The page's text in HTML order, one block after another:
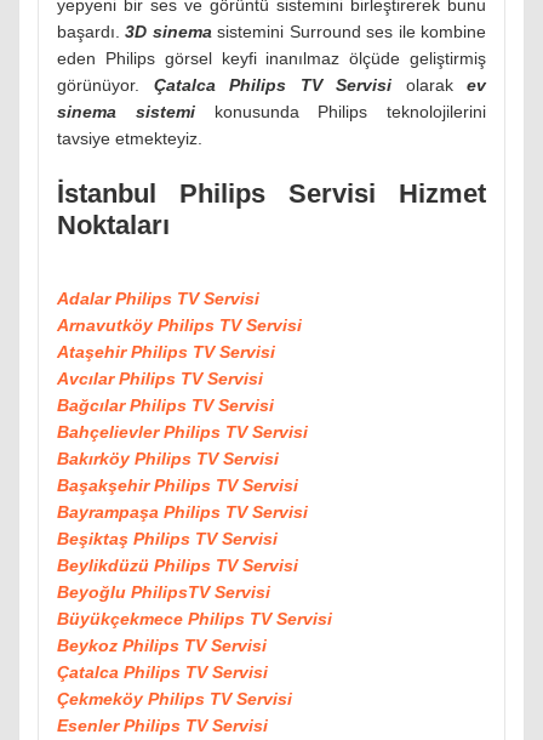
yepyeni bir ses ve görüntü sistemini birleştirerek bunu
başardı.3D sinemasistemini Surround ses ile kombine
eden Philips görsel keyfi inanılmaz ölçüde geliştirmiş
görünüyor. Çatalca Philips TV Servisi olarak ev
sinema sistemikonusunda Philips teknolojilerini
tavsiye etmekteyiz.
İstanbul Philips Servisi Hizmet
Noktaları
Adalar Philips TV Servisi
Arnavutköy Philips TV Servisi
Ataşehir Philips TV Servisi
Avcılar Philips TV Servisi
Bağcılar Philips TV Servisi
Bahçelievler Philips TV Servisi
Bakırköy Philips TV Servisi
Başakşehir Philips TV Servisi
Bayrampaşa Philips TV Servisi
Beşiktaş Philips TV Servisi
Beylikdüzü Philips TV Servisi
Beyoğlu PhilipsTV Servisi
Büyükçekmece Philips TV Servisi
Beykoz Philips TV Servisi
Çatalca Philips TV Servisi
Çekmeköy Philips TV Servisi
Esenler Philips TV Servisi